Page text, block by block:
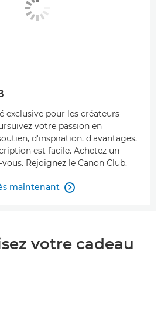
exclusive pour les créateurs
votre passion en
d'inspiration, d'avantages,
est facile. Achetez un
Rejoignez le Canon Club.
maintenant 
votre cadeau